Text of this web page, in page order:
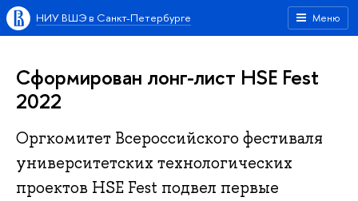
Меню
НИУ ВШЭ в Санкт-Петербурге
Сформирован лонг-лист HSE Fest
2022
Оргкомитет Всероссийского фестиваля
университетских технологических
проектов HSE Fest подвел первые